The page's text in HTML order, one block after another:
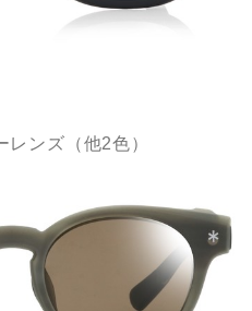
ンズ（他2色）